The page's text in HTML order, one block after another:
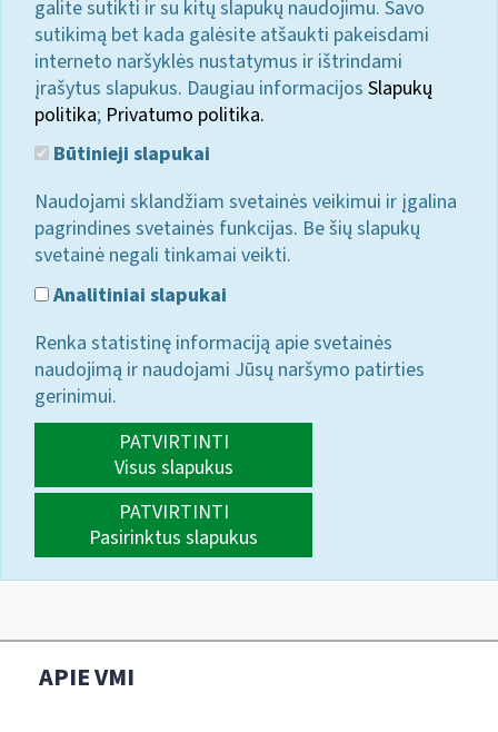
galite sutikti ir su kitų slapukų naudojimu. Savo
sutikimą bet kada galėsite atšaukti pakeisdami
interneto naršyklės nustatymus ir ištrindami
įrašytus slapukus. Daugiau informacijos Slapukų
politika; Privatumo politika.
Būtinieji slapukai
Naudojami sklandžiam svetainės veikimui ir įgalina
pagrindines svetainės funkcijas. Be šių slapukų
svetainė negali tinkamai veikti.
Analitiniai slapukai
Renka statistinę informaciją apie svetainės
naudojimą ir naudojami Jūsų naršymo patirties
gerinimui.
PATVIRTINTI
Visus slapukus
PATVIRTINTI
Pasirinktus slapukus
APIE VMI